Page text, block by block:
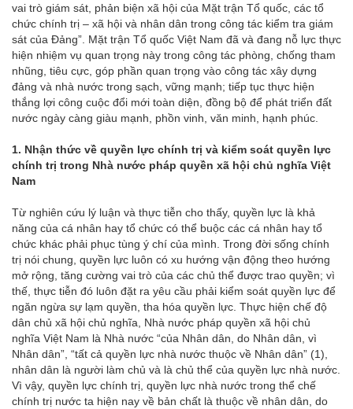
vai trò giám sát, phản biện xã hội của Mặt trận Tổ quốc, các tổ
chức chính trị – xã hội và nhân dân trong công tác kiểm tra giám
sát của Đảng”. Mặt trận Tổ quốc Việt Nam đã và đang nỗ lực thực
hiện nhiệm vụ quan trọng này trong công tác phòng, chống tham
nhũng, tiêu cực, góp phần quan trọng vào công tác xây dựng
đảng và nhà nước trong sạch, vững mạnh; tiếp tục thực hiện
thắng lợi công cuộc đổi mới toàn diện, đồng bộ để phát triển đất
nước ngày càng giàu mạnh, phồn vinh, văn minh, hạnh phúc.
1. Nhận thức về quyền lực chính trị và kiểm soát quyền lực
chính trị trong Nhà nước pháp quyền xã hội chủ nghĩa Việt
Nam
Từ nghiên cứu lý luận và thực tiễn cho thấy, quyền lực là khả
năng của cá nhân hay tổ chức có thể buộc các cá nhân hay tổ
chức khác phải phục tùng ý chí của mình. Trong đời sống chính
trị nói chung, quyền lực luôn có xu hướng vận động theo hướng
mở rộng, tăng cường vai trò của các chủ thể được trao quyền; vì
thế, thực tiễn đó luôn đặt ra yêu cầu phải kiểm soát quyền lực để
ngăn ngừa sự lạm quyền, tha hóa quyền lực. Thực hiện chế độ
dân chủ xã hội chủ nghĩa, Nhà nước pháp quyền xã hội chủ
nghĩa Việt Nam là Nhà nước “của Nhân dân, do Nhân dân, vì
Nhân dân”, “tất cả quyền lực nhà nước thuộc về Nhân dân” (1),
nhân dân là người làm chủ và là chủ thể của quyền lực nhà nước.
Vì vậy, quyền lực chính trị, quyền lực nhà nước trong thể chế
chính trị nước ta hiện nay về bản chất là thuộc về nhân dân, do